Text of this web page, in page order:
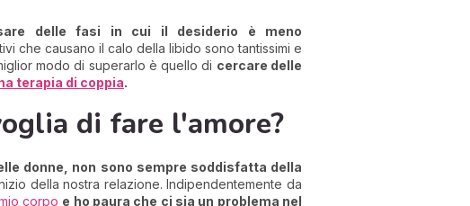
delle fasi in cui il desiderio è meno
che causano il calo della libido sono tantissimi e
modo di superarlo è quello di cercare delle
terapia di coppia.
di fare l'amore?
donne, non sono sempre soddisfatta della
della nostra relazione. Indipendentemente da
corpo e ho paura che ci sia un problema nel